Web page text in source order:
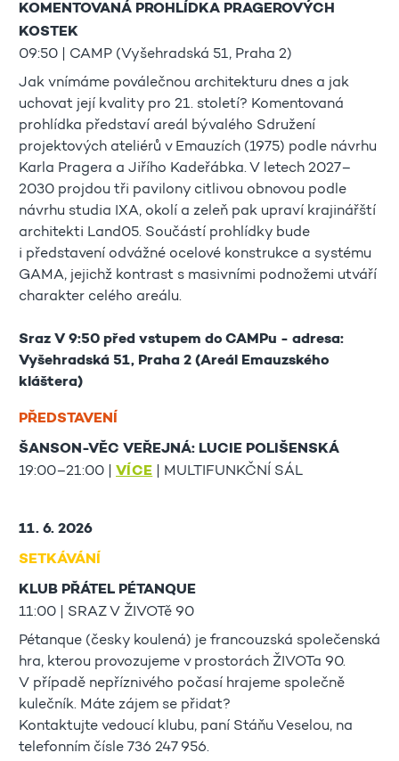
KOMENTOVANÁ PROHLÍDKA PRAGEROVÝCH
KOSTEK
09:50 | CAMP (Vyšehradská 51, Praha 2)
Jak vnímáme poválečnou architekturu dnes a jak
uchovat její kvality pro 21. století? Komentovaná
prohlídka představí areál bývalého Sdružení
projektových ateliérů v Emauzích (1975) podle návrhu
Karla Pragera a Jiřího Kadeřábka. V letech 2027–
2030 projdou tři pavilony citlivou obnovou podle
návrhu studia IXA, okolí a zeleň pak upraví krajinářští
architekti Land05. Součástí prohlídky bude
i představení odvážné ocelové konstrukce a systému
GAMA, jejichž kontrast s masivními podnožemi utváří
charakter celého areálu.
Sraz V 9:50 před vstupem do CAMPu - adresa:
Vyšehradská 51, Praha 2 (Areál Emauzského
kláštera)
PŘEDSTAVENÍ
ŠANSON-VĚC VEŘEJNÁ: LUCIE POLIŠENSKÁ
19:00–21:00 | VÍCE | MULTIFUNKČNÍ SÁL
11. 6. 2026
SETKÁVÁNÍ
KLUB PŘÁTEL PÉTANQUE
11:00 | SRAZ V ŽIVOTě 90
Pétanque (česky koulená) je francouzská společenská
hra, kterou provozujeme v prostorách ŽIVOTa 90.
V případě nepříznivého počasí hrajeme společně
kulečník. Máte zájem se přidat?
Kontaktujte vedoucí klubu, paní Stáňu Veselou, na
telefonním čísle 736 247 956.